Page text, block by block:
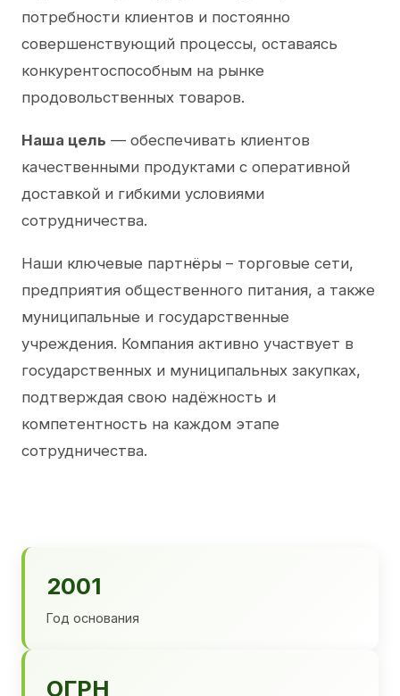
потребности клиентов и постоянно
совершенствующий процессы, оставаясь
конкурентоспособным на рынке
продовольственных товаров.
Наша цель — обеспечивать клиентов
качественными продуктами с оперативной
доставкой и гибкими условиями
сотрудничества.
Наши ключевые партнёры – торговые сети,
предприятия общественного питания, а также
муниципальные и государственные
учреждения. Компания активно участвует в
государственных и муниципальных закупках,
подтверждая свою надёжность и
компетентность на каждом этапе
сотрудничества.
2001
Год основания
ОГРН